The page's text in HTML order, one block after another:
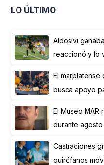
LO ÚLTIMO
Aldosivi
reaccionó y lo
El marplatense
busca apoyo
El Museo MAR
durante agosto
Castraciones
quirófanos